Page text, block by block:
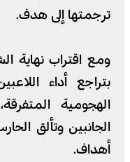
ترجمتها إلى هدف.
ومع اقتراب نهاية
بتراجع أداء
الهجومية
الجانبين وتألق
أهداف.